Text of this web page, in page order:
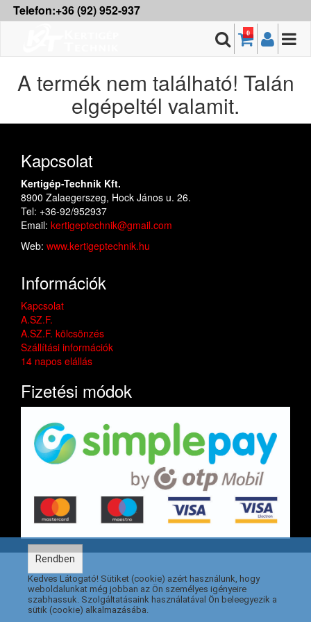
Telefon:+36 (92) 952-937
0
A termék nem található! Talán
elgépeltél valamit.
Kapcsolat
Kertigép-Technik Kft.
8900 Zalaegerszeg, Hock János u. 26.
Tel: +36-92/952937
Email: kertigeptechnik@gmail.com
Web: www.kertigeptechnik.hu
Információk
Kapcsolat
A.SZ.F.
A.SZ.F. kölcsönzés
Szállítási információk
14 napos elállás
Fizetési módok
Rendben
Kedves Látogató! Sütiket (cookie) azért használunk, hogy
weboldalunkat még jobban az Ön személyes igényeire
szabhassuk. Szolgáltatásaink használatával Ön beleegyezik a
sütik (cookie) alkalmazásába.